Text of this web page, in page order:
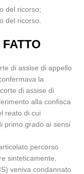
del ricorso;
del ricorso.
FATTO
di assise di appello
la
di assise di
alla confisca
reato di cui
primo grado ai sensi
percorso
sinteticamente.
veniva condannato